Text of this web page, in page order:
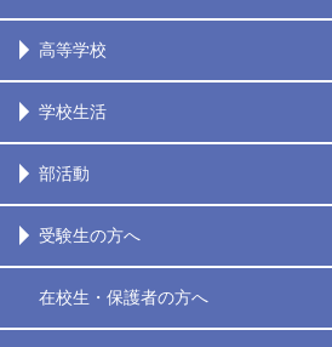
高等学校
学校生活
部活動
受験生の方へ
在校生・保護者の方へ